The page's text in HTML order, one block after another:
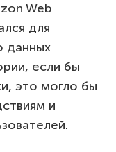
Web
для
данных
если бы
это могло бы
и